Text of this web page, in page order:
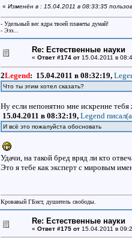
« Изменён в : 15.04.2011 в 08:33:35
- Удельный вес ядра твоей планеты думай!
- Эээ...
Re: Естественные науки
« Ответ #174 от15.04.2011 в
2Legend: 15.04.2011 в 08:32:19,
Что ты этим хотел сказать?
Ну если непонятно мне искренне тебя
15.04.2011 в 08:32:19, Legend
И всё это пожалуйста обосновать
Удачи, на такой бред вряд ли кто
Это я тебе как эксперт с мировым
Кровавый ГБист, душитель свободы.
Re: Естественные науки
« Ответ #175 от15.04.2011 в